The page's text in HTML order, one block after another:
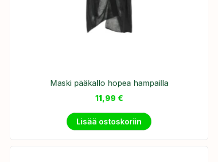
Maski pääkallo hopea hampailla
11,99 €
Lisää ostoskoriin